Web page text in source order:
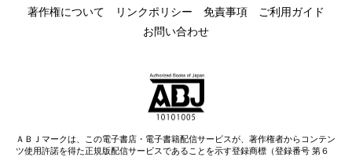
著作権について
リンクポリシー 免責事項
ご利用ガイド
お問い合わせ
ＡＢＪマークは、この電子書店・電子書籍配信サービスが、著作権者からコンテン
ツ使用許諾を得た正規版配信サービスであることを示す登録商標（登録番号 第６